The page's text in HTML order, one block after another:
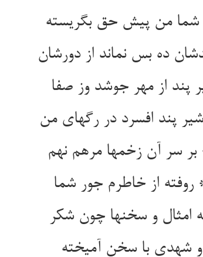
پند از مهر جوشد وز صفا
از خاطرم جور شما
و سخنها چون شکر